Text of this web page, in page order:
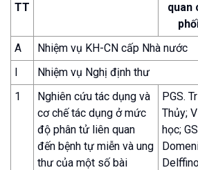
TT
quan
A
Nhiệm vụ KH-CN cấp Nhà nước
I
Nhiệm vụ Nghị định thư
1
Nghiên cứu tác dụng và
cơ chế tác dụng ở mức
độ phân tử liên quan
đến bệnh tự miễn và ung
thư của một số bài
PGS.
Thủy;
học;